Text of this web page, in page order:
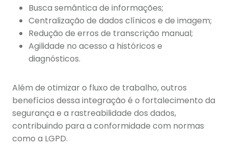
Busca semântica de informações;
Centralização de dados clínicos e de imagem;
Redução de erros de transcrição manual;
Agilidade no acesso a históricos e
diagnósticos.
Além de otimizar o fluxo de trabalho, outros
benefícios dessa integração é o fortalecimento da
segurança e a rastreabilidade dos dados,
contribuindo para a conformidade com normas
como a LGPD.